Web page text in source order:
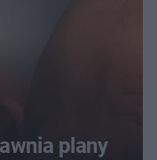
plany